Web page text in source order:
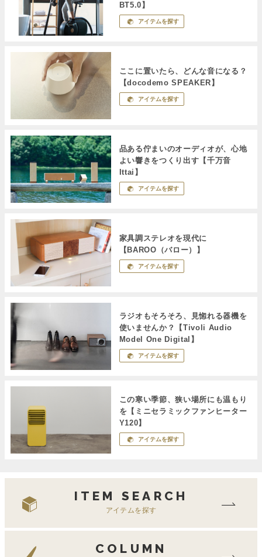
BT5.0】
アイテムを探す
ここに置いたら、どんな音になる？
【docodemo SPEAKER】
アイテムを探す
品ある佇まいのオーディオが、心地
よい響きをつくり出す【千万音
Ittai】
アイテムを探す
家具調ステレオを現代に
【BAROO（バロー）】
アイテムを探す
ラジオもそろそろ、見惚れる器機を
使いませんか？【Tivoli Audio
Model One Digital】
アイテムを探す
この寒い季節、狭い場所にも温もり
を【ミニセラミックファンヒーター
Y120】
アイテムを探す
ITEM SEARCH
アイテムを探す
COLUMN